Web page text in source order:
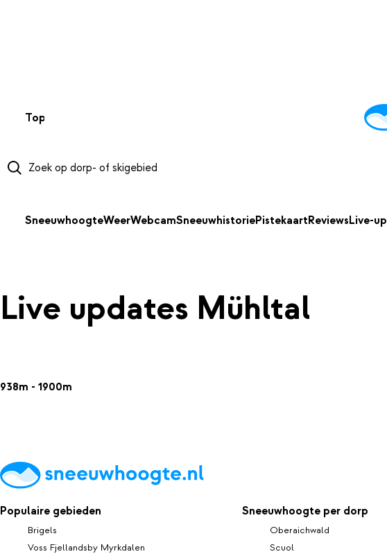
Top 50
SneeuwhoogteWeerWebcamSneeuwhistoriePistekaartReviewsLive-
Live updates Mühltal
938m - 1900m
Populaire gebieden
Brigels
Voss Fjellandsby Myrkdalen
Sneeuwhoogte per dorp
Oberaichwald
Scuol